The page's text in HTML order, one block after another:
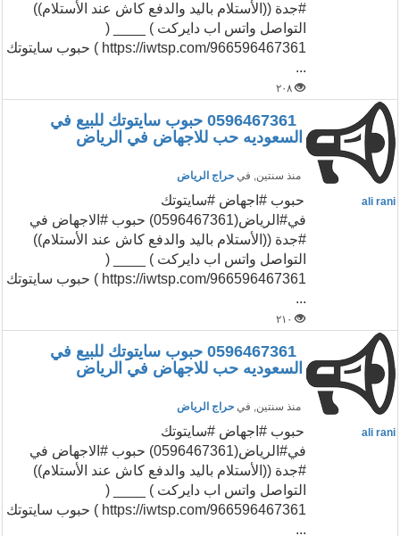
#جدة ((الأستلام باليد والدفع كاش عند الأستلام))
التواصل واتس اب دايركت ) ____ (
https://iwtsp.com/966596467361 ) حبوب سايتوتك
...
٢٠٨
0596467361 حبوب سايتوتك للبيع في
السعوديه حب للاجهاض في الرياض
منذ سنتين, في حراج الرياض
ali rani
حبوب #اجهاض #سايتوتك
في#الرياض(0596467361) حبوب #الاجهاض في
#جدة ((الأستلام باليد والدفع كاش عند الأستلام))
التواصل واتس اب دايركت ) ____ (
https://iwtsp.com/966596467361 ) حبوب سايتوتك
...
٢١٠
0596467361 حبوب سايتوتك للبيع في
السعوديه حب للاجهاض في الرياض
منذ سنتين, في حراج الرياض
ali rani
حبوب #اجهاض #سايتوتك
في#الرياض(0596467361) حبوب #الاجهاض في
#جدة ((الأستلام باليد والدفع كاش عند الأستلام))
التواصل واتس اب دايركت ) ____ (
https://iwtsp.com/966596467361 ) حبوب سايتوتك
...